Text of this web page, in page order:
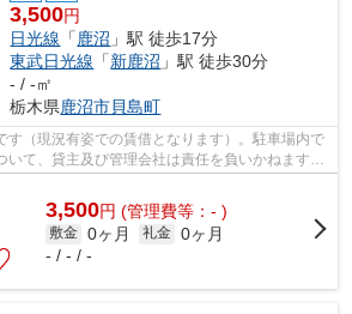
3,500円
日光線 「 鹿沼 」駅 徒歩17分
東武日光線 「新鹿沼 」駅 徒歩30分
- / -㎡
栃木県鹿沼市貝島町
す（現況有姿での賃借となります）。駐車場内で
いて、貸主及び管理会社は責任を負いかねますの
3,500円 (管理費等：- )
敷金 0ヶ月 礼金 0ヶ月
- / - / -